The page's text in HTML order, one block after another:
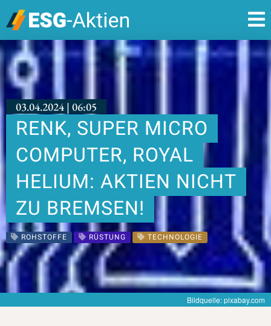
03.04.2024 | 06:05
RENK, SUPER MICRO
COMPUTER, ROYAL
HELIUM: AKTIEN NICHT
ZU BREMSEN!
ROHSTOFFE RÜSTUNG TECHNOLOGIE
Bildquelle: pixabay.com